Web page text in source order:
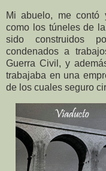
Mi abuelo, me contó
como los túneles de
sido construidos
condenados a
Guerra Civil, y
trabajaba en una
de los cuales seguro